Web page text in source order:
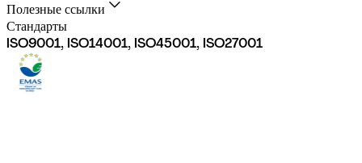
Полезные ссылки
Стандарты
ISO9001, ISO14001, ISO45001, ISO27001